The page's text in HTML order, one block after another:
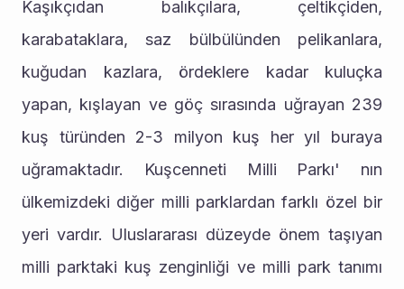
Kaşıkçıdan balıkçılara, çeltikçiden,
karabataklara, saz bülbülünden pelikanlara,
kuğudan kazlara, ördeklere kadar kuluçka
yapan, kışlayan ve göç sırasında uğrayan 239
kuş türünden 2-3 milyon kuş her yıl buraya
uğramaktadır. Kuşcenneti Milli Parkı' nın
ülkemizdeki diğer milli parklardan farklı özel bir
yeri vardır. Uluslararası düzeyde önem taşıyan
milli parktaki kuş zenginliği ve milli park tanımı